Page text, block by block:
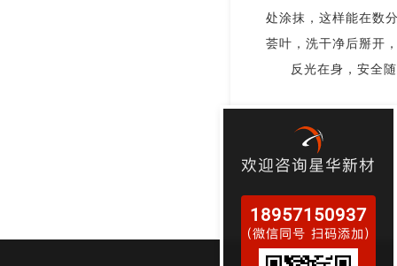
处涂抹 ， 这样能在数
荟叶 ， 洗干净后掰开
反光在身，安全
欢迎咨询星华新材
18957150937
（微信同号 扫码添加）